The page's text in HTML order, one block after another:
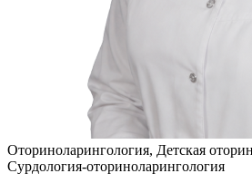
Оториноларингология, Детская
Сурдология-оториноларингология